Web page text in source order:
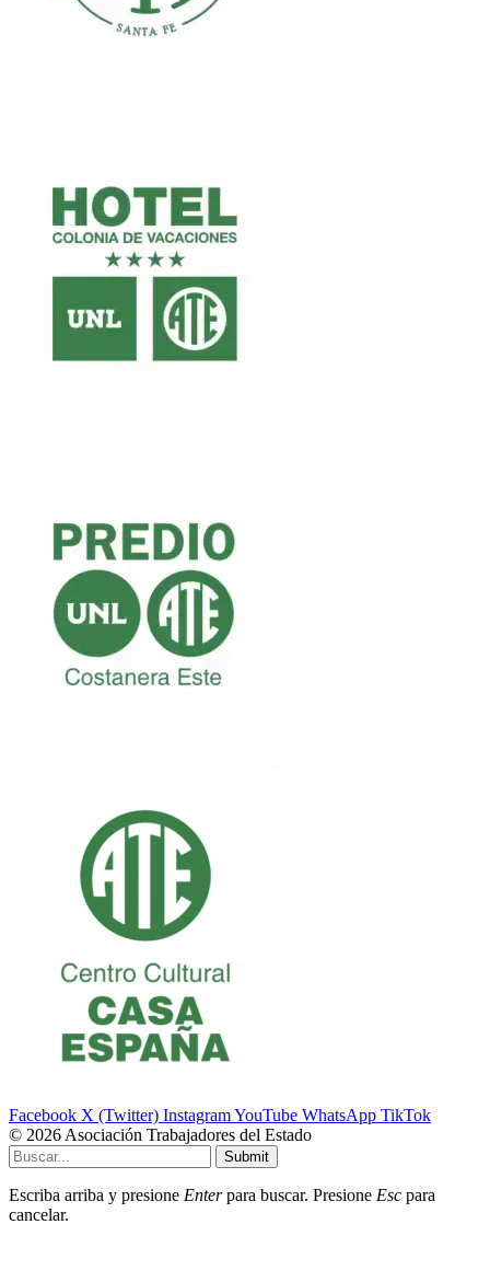
Facebook X (Twitter) InstagramYouTube WhatsApp TikTok
© 2026 Asociación Trabajadores del Estado
Submit
Escriba arriba y presione Enterpara buscar. Presione Esc para
cancelar.